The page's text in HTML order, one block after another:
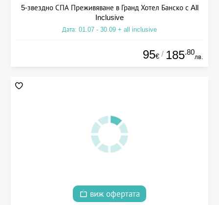
5-звездно СПА Преживяване в Гранд Хотел Банско с All
Inclusive
Дата: 01.07 - 30.09 + all inclusive
95€ / 185.80
лв.
виж офертата